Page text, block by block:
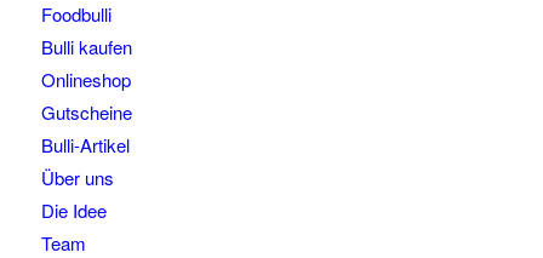
Foodbulli
Bulli kaufen
Onlineshop
Gutscheine
Bulli-Artikel
Über uns
Die Idee
Team